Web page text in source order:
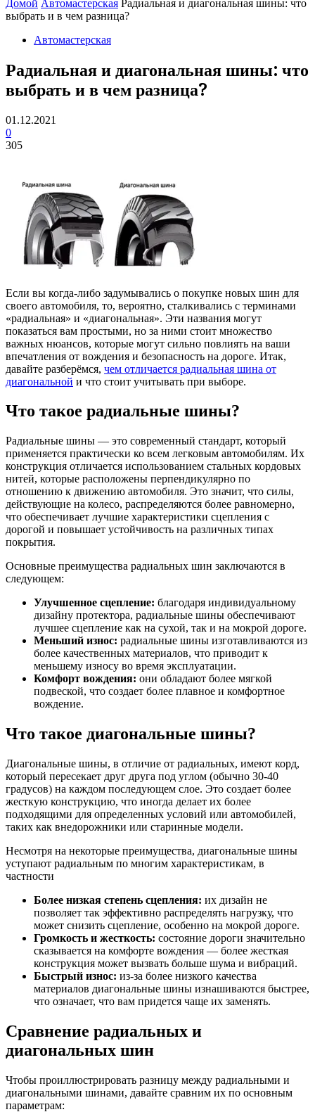
Домой Автомастерская Радиальная и диагональная шины: что
выбрать и в чем разница?
Автомастерская
Радиальная и диагональная шины: что
выбрать и в чем разница?
01.12.2021
0
305
Если вы когда-либо задумывались о покупке новых шин для
своего автомобиля, то, вероятно, сталкивались с терминами
«радиальная» и «диагональная». Эти названия могут
показаться вам простыми, но за ними стоит множество
важных нюансов, которые могут сильно повлиять на ваши
впечатления от вождения и безопасность на дороге. Итак,
давайте разберёмся, чем отличается радиальная шина от
диагональной и что стоит учитывать при выборе.
Что такое радиальные шины?
Радиальные шины — это современный стандарт, который
применяется практически ко всем легковым автомобилям. Их
конструкция отличается использованием стальных кордовых
нитей, которые расположены перпендикулярно по
отношению к движению автомобиля. Это значит, что силы,
действующие на колесо, распределяются более равномерно,
что обеспечивает лучшие характеристики сцепления с
дорогой и повышает устойчивость на различных типах
покрытия.
Основные преимущества радиальных шин заключаются в
следующем:
Улучшенное сцепление: благодаря индивидуальному
дизайну протектора, радиальные шины обеспечивают
лучшее сцепление как на сухой, так и на мокрой дороге.
Меньший износ: радиальные шины изготавливаются из
более качественных материалов, что приводит к
меньшему износу во время эксплуатации.
Комфорт вождения: они обладают более мягкой
подвеской, что создает более плавное и комфортное
вождение.
Что такое диагональные шины?
Диагональные шины, в отличие от радиальных, имеют корд,
который пересекает друг друга под углом (обычно 30-40
градусов) на каждом последующем слое. Это создает более
жесткую конструкцию, что иногда делает их более
подходящими для определенных условий или автомобилей,
таких как внедорожники или старинные модели.
Несмотря на некоторые преимущества, диагональные шины
уступают радиальным по многим характеристикам, в
частности
Более низкая степень сцепления: их дизайн не
позволяет так эффективно распределять нагрузку, что
может снизить сцепление, особенно на мокрой дороге.
Громкость и жесткость: состояние дороги значительно
сказывается на комфорте вождения — более жесткая
конструкция может вызвать больше шума и вибраций.
Быстрый износ: из-за более низкого качества
материалов диагональные шины изнашиваются быстрее,
что означает, что вам придется чаще их заменять.
Сравнение радиальных и
диагональных шин
Чтобы проиллюстрировать разницу между радиальными и
диагональными шинами, давайте сравним их по основным
параметрам: